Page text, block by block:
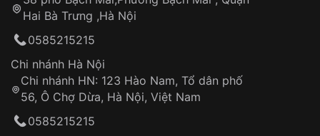
Hotline: 0585 215 215
Từ khóa SEO:
Tự ý sửa chữa
thống VNLUX
Đảm bảo quyền lợi khách hàng
Hai Bà Trưng ,Hà Nội
0585215215
Chi nhánh Hà Nội
Chi nhánh HN: 123 Hào Nam, Tổ dân phố
56, Ô Chợ Dừa, Hà Nội, Việt Nam
0585215215